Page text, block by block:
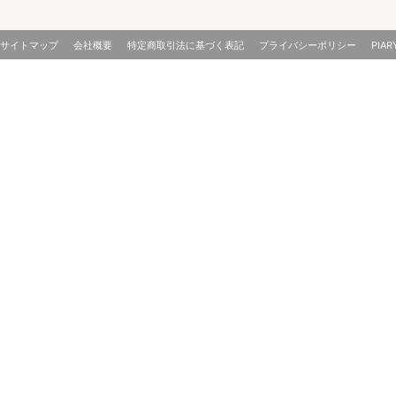
サイトマップ 会社概要 特定商取引法に基づく表記 プライバシーポリシー